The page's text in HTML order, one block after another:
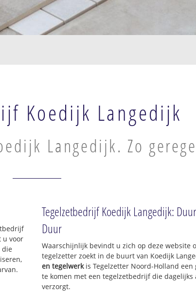
Koedijk Langedijk
Langedijk. Zo
u voor
die
Tegelzetbedrijf Koedijk Langedijk:
Duur
Waarschijnlijk bevindt u zich op deze website
tegelzetter zoekt in de buurt van Koedijk
en tegelwerkis Tegelzetter Noord-Holland
te komen met een tegelzetbedrijf die
verzorgt.